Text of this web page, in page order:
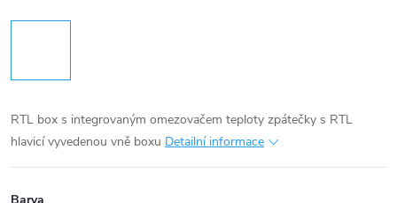
RTL box s integrovaným omezovačem teploty zpátečky s RTL
hlavicí vyvedenou vně boxu Detailní informace
Barva